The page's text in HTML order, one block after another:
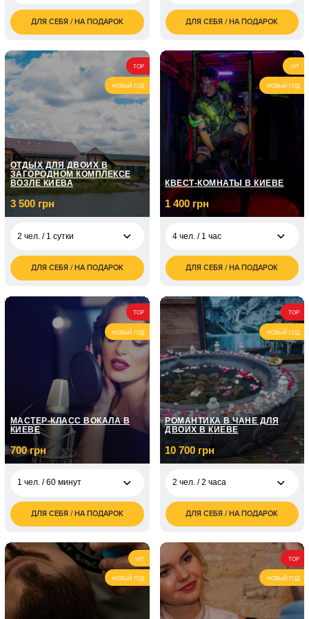
3 500
грн
ДЛЯ СЕБЯ / НА ПОДАРОК
грн
2 чел. / 2 часа
1 700
грн
ДЛЯ СЕБЯ / НА ПОДАРОК
TOP
НОВЫЙ ГОД
ОТДЫХ ДЛЯ ДВОИХ В
ЗАГОРОДНОМ КОМПЛЕКСЕ
ВОЗЛЕ КИЕВА
3 500 грн
2 чел. / 1 сутки
3 500
грн
2 чел. / 2 суток
7 000
грн
ДЛЯ СЕБЯ / НА ПОДАРОК
HIT
НОВЫЙ ГОД
КВЕСТ-КОМНАТЫ В КИЕВЕ
1 400 грн
4 чел. / 1 час
1 400
грн
ДЛЯ СЕБЯ / НА ПОДАРОК
TOP
НОВЫЙ ГОД
МАСТЕР-КЛАСС ВОКАЛА В
КИЕВЕ
700 грн
1 чел. / 60 минут
грн
1 чел. / Курс вокала /
8 занятий по 1 часу
5 050
грн
1 чел. / Курс вокала /
12 занятий по 1 часу
7 150
ДЛЯ СЕБЯ / НА ПОДАРОК
TOP
НОВЫЙ ГОД
РОМАНТИКА В ЧАНЕ ДЛЯ
ДВОИХ В КИЕВЕ
10 700 грн
2 чел. / 2 часа
10 700
грн
ДЛЯ СЕБЯ / НА ПОДАРОК
HIT
НОВЫЙ ГОД
TOP
НОВЫЙ ГОД